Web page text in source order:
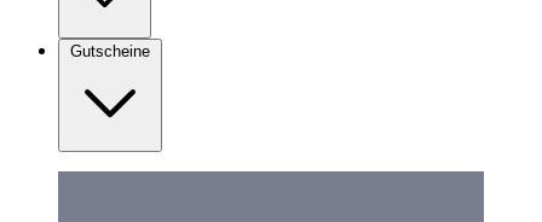
Gutscheine